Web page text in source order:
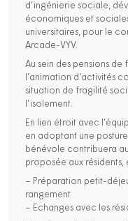
d’ingénierie sociale,
économiques et
universitaires, pour le
Arcade-VYV.
Au sein des pensions de
l’animation d’activités
situation de fragilité
l’isolement.
En lien étroit avec
en adoptant une
bénévole contribuera
proposée aux résidents,
– Préparation petit-
rangement
– Echanges avec les